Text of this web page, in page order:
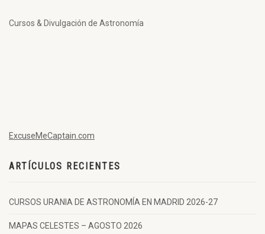
Cursos & Divulgación de Astronomía
ExcuseMeCaptain.com
ARTÍCULOS RECIENTES
CURSOS URANIA DE ASTRONOMÍA EN MADRID 2026-27
MAPAS CELESTES – AGOSTO 2026